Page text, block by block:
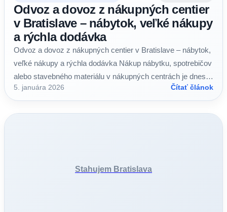
Odvoz a dovoz z nákupných centier
v Bratislave – nábytok, veľké nákupy
a rýchla dodávka
Odvoz a dovoz z nákupných centier v Bratislave – nábytok,
veľké nákupy a rýchla dodávka Nákup nábytku, spotrebičov
alebo stavebného materiálu v nákupných centrách je dnes…
5. januára 2026 Čítať článok
Stahujem Bratislava